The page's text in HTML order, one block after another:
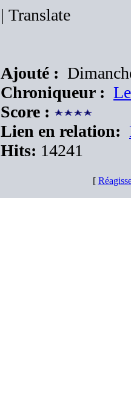
| Translate
Ajouté :
Chroniqueur :
Score :
Lien en relation:
Hits: 14241
[